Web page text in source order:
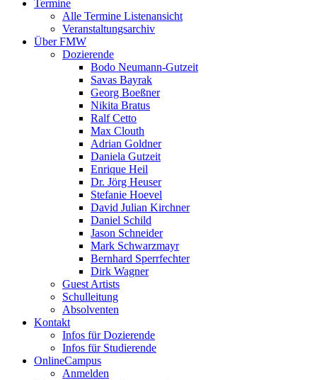
Termine
Alle Termine Listenansicht
Veranstaltungsarchiv
Über FMW
Dozierende
Bodo Neumann-Gutzeit
Savas Bayrak
Georg Boeßner
Nikita Bratus
Ralf Cetto
Max Clouth
Adrian Goldner
Daniela Gutzeit
Enrique Heil
Dr. Jörg Heuser
Stefanie Hoevel
David Julian Kirchner
Daniel Schild
Jason Schneider
Mark Schwarzmayr
Bernhard Sperrfechter
Dirk Wagner
Guest Artists
Schulleitung
Absolventen
Kontakt
Infos für Dozierende
Infos für Studierende
OnlineCampus
Anmelden